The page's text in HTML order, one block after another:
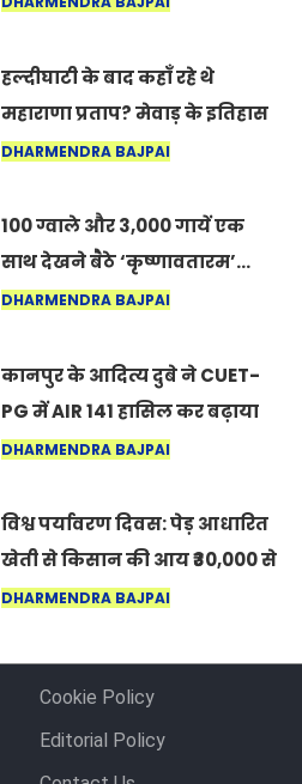
हल्दीघाटी के बाद कहाँ रहे थे
महाराणा प्रताप? मेवाड़ के इतिहास
का वह अनकहा अध्याय जो आज भी
DHARMENDRA BAJPAI
100 ग्वाले और 3,000 गायें एक
साथ देखने बैठे ‘कृष्णावतारम’…
नागपुर में दिखा ऐसा नज़ारा कि
कर सकते हैं”
DHARMENDRA BAJPAI
कानपुर के आदित्य दुबे ने CUET-
PG में AIR 141 हासिल कर बढ़ाया
शहर का मान
DHARMENDRA BAJPAI
विश्व पर्यावरण दिवस: पेड़ आधारित
खेती से किसान की आय ₹30,000 से
बढ़कर ₹3 लाख प्रति एकड़ हुई
DHARMENDRA BAJPAI
Cookie Policy
Editorial Policy